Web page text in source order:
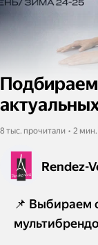
Подбираем
8 тыс. прочитали • 2 мин.
Rendez-
📌 Выбираем